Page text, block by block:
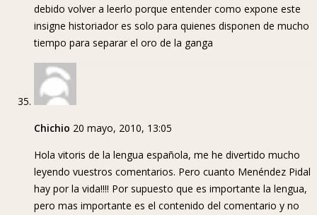
debido volver a leerlo porque entender como expone este
insigne historiador es solo para quienes disponen de mucho
tiempo para separar el oro de la ganga
Chichio 20 mayo, 2010, 13:05
Hola vitoris de la lengua española, me he divertido mucho
leyendo vuestros comentarios. Pero cuanto Menéndez Pidal
hay por la vida!!!! Por supuesto que es importante la lengua,
pero mas importante es el contenido del comentario y no